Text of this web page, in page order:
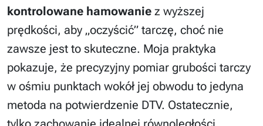
kontrolowane hamowanie z wyższej
prędkości, aby „oczyścić” tarczę, choć nie
zawsze jest to skuteczne. Moja praktyka
pokazuje, że precyzyjny pomiar grubości tarczy
w ośmiu punktach wokół jej obwodu to jedyna
metoda na potwierdzenie DTV. Ostatecznie,